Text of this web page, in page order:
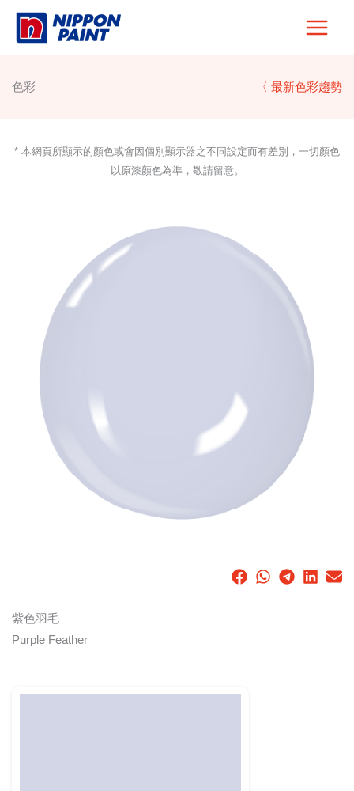
Skip
色彩 〈 最新色彩趨勢
* 本網頁所顯示的顏色或會因個別顯示器之不同設定而有差別，一切顏色
以原漆顏色為準，敬請留意。
紫色羽毛
Purple Feather